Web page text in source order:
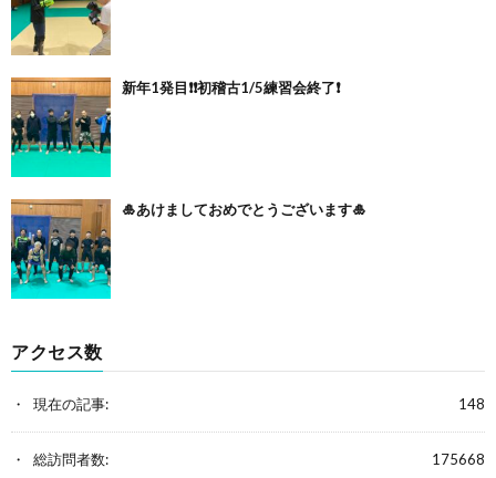
新年1発目❗️❗️初稽古1/5練習会終了❗️
🎍あけましておめでとうございます🎍
アクセス数
148
現在の記事:
175668
総訪問者数: